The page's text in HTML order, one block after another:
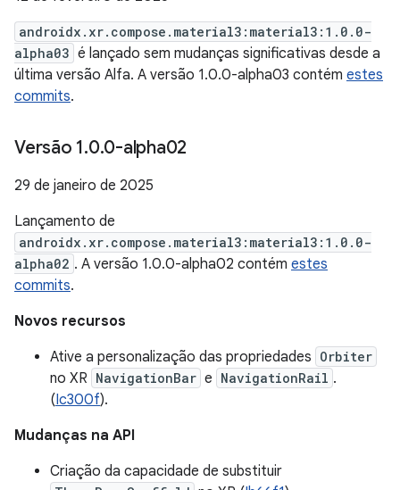
androidx.xr.compose.material3:material3:1.0.0-
alpha03 é lançado sem mudanças significativas desde a
última versão Alfa. A versão 1.0.0-alpha03 contém estes
commits.
Versão 1.0.0-alpha02
29 de janeiro de 2025
Lançamento de
androidx.xr.compose.material3:material3:1.0.0-
alpha02 . A versão 1.0.0-alpha02 contém estes
commits.
Novos recursos
Ative a personalização das propriedades Orbiter
no XR NavigationBar e NavigationRail .
(Ic300f).
Mudanças na API
Criação da capacidade de substituir